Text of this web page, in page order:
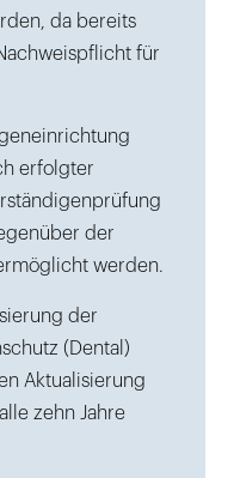
da bereits
für
erfolgter
der
werden.
der
(Dental)
Aktualisierung
zehn Jahre